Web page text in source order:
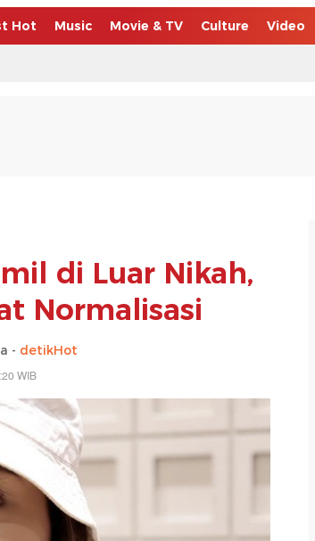
Hot Music Movie & TV Culture Video
di Luar Nikah,
Normalisasi
- detikHot
WIB